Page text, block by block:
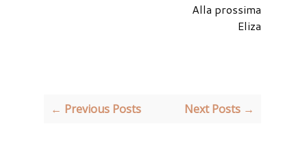
Alla prossima
Eliza
← Previous Posts Next Posts →